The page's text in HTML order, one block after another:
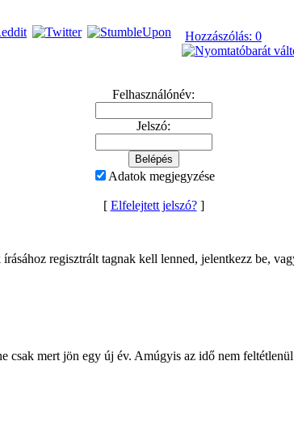
Hozzászólás: 0
Felhasználónév:
Jelszó:
Adatok megjegyzése
[ Elfelejtett jelszó?]
írásához regisztrált tagnak kell lenned, jelentkezz be,
csak mert jön egy új év. Amúgyis az idő nem